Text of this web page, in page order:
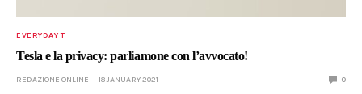
EVERYDAY T
Tesla e la privacy: parliamone con l’avvocato!
REDAZIONE ONLINE 18 JANUARY 2021 0